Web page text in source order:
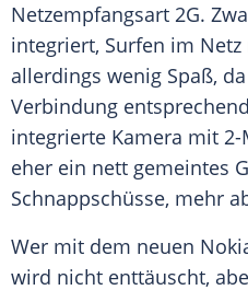
Netzempfangsart 2G.
integriert, Surfen im
allerdings wenig Spaß,
Verbindung
integrierte Kamera mit 2-
eher ein nett gemeintes
Schnappschüsse, mehr
Wer mit dem neuen
wird nicht enttäuscht,